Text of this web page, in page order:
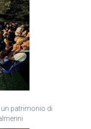
un patrimonio di